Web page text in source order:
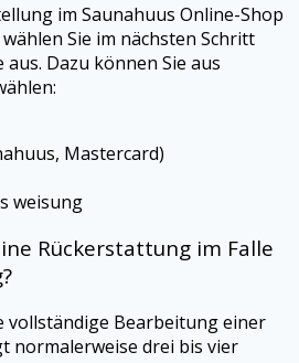
im Saunahuus Online-Shop
Sie im nächsten Schritt
Dazu können Sie aus
Mastercard)
weisung
Rückerstattung im Falle
vollständige Bearbeitung einer
normalerweise drei bis vier